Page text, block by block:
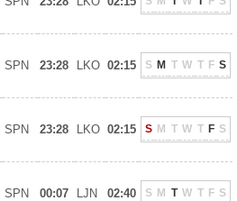
SPN 23:28 LKO 02:15 S M T W T F S
SPN 23:28 LKO 02:15 S M T W T F S
SPN 00:07 LJN 02:40 S M T W T F S